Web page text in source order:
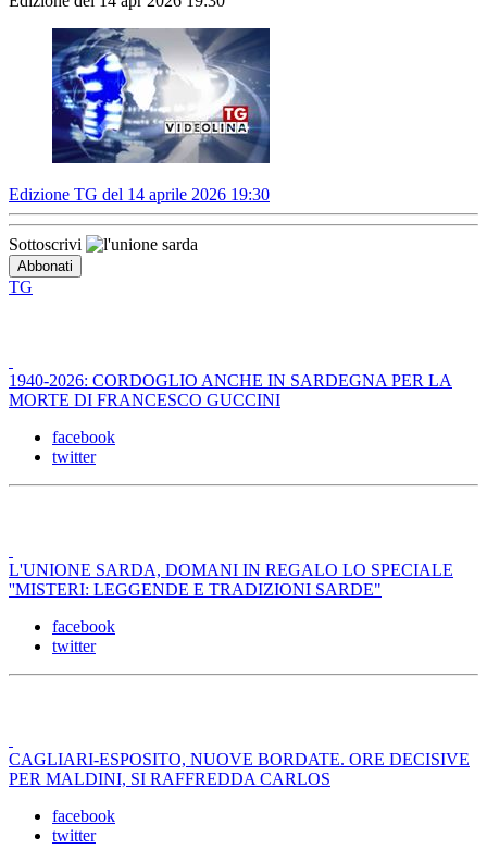
Edizione TG del 14 aprile 2026 19:30
Sottoscrivi
TG
1940-2026: CORDOGLIO ANCHE IN SARDEGNA PER LA
MORTE DI FRANCESCO GUCCINI
facebook
twitter
L'UNIONE SARDA, DOMANI IN REGALO LO SPECIALE
''MISTERI: LEGGENDE E TRADIZIONI SARDE"
facebook
twitter
CAGLIARI-ESPOSITO, NUOVE BORDATE. ORE DECISIVE
PER MALDINI, SI RAFFREDDA CARLOS
facebook
twitter